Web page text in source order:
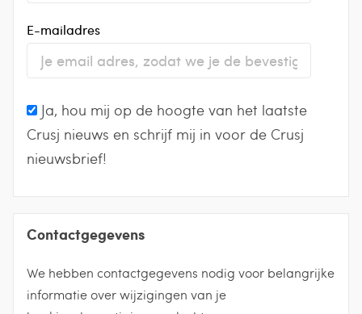
E-mailadres
Ja, hou mij op de hoogte van het laatste
Crusj nieuws en schrijf mij in voor de Crusj
nieuwsbrief!
Contactgegevens
We hebben contactgegevens nodig voor belangrijke
informatie over wijzigingen van je